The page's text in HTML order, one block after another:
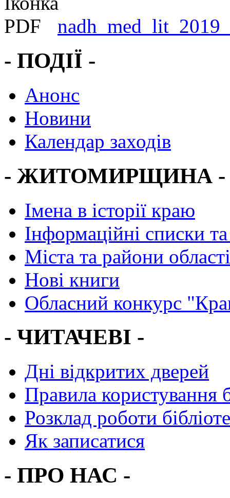
- ПОДІЇ -
Анонс
Новини
Календар заходів
- ЖИТОМИРЩИНА -
Імена в історії краю
Інформаційні списки
Міста та райони області
Нові книги
Обласний конкурс
- ЧИТАЧЕВІ -
Дні відкритих дверей
Правила користування
Розклад роботи
Як записатися
- ПРО НАС -